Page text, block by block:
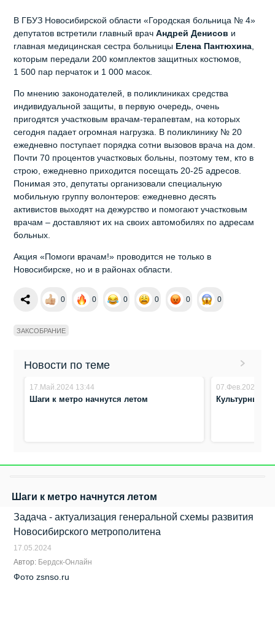
В ГБУЗ Новосибирской области «Городская больница № 4»
депутатов встретили главный врачАндрей Денисов и
главная медицинская сестра больницы Елена Пантюхина,
которым передали 200 комплектов защитных костюмов,
1 500 пар перчаток и 1 000 масок.
По мнению законодателей, в поликлиниках средства
индивидуальной защиты, в первую очередь, очень
пригодятся участковым врачам-терапевтам, на которых
сегодня падает огромная нагрузка. В поликлинику № 20
ежедневно поступает порядка сотни вызовов врача на дом.
Почти 70 процентов участковых больны, поэтому тем, кто в
строю, ежедневно приходится посещать 20-25 адресов.
Понимая это, депутаты организовали специальную
мобильную группу волонтеров: ежедневно десять
активистов выходят на дежурство и помогают участковым
врачам – доставляют их на своих автомобилях по адресам
больных.
Акция «Помоги врачам!» проводится не только в
Новосибирске, но и в районах области.
0 0 0 0 0 0
ЗАКСОБРАНИЕ
Новости по теме
17.Май.2024 13:44
Шаги к метро начнутся летом
07.Фев.2024
Культурный
Шаги к метро начнутся летом
Задача - актуализация генеральной схемы развития
Новосибирского метрополитена
17.05.2024
Автор: Бердск-Онлайн
Фото zsnso.ru